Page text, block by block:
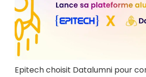
Epitech choisit Datalumni pour